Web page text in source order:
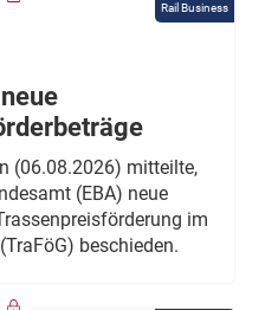
Rail Business
(06.08.2026) mitteilte,
(EBA) neue
im
beschieden.